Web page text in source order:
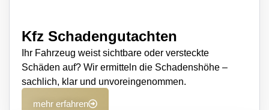
Kfz Schadengutachten
Ihr Fahrzeug weist sichtbare oder versteckte
Schäden auf? Wir ermitteln die Schadenshöhe –
sachlich, klar und unvoreingenommen.
mehr erfahren